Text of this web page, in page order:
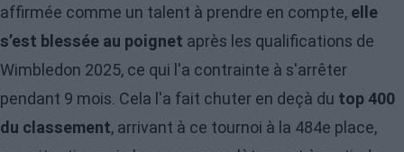
affirmée comme un talent à prendre en compte, elle
s’est blessée au poignet après les qualifications de
Wimbledon 2025, ce qui l'a contrainte à s'arrêter
pendant 9 mois. Cela l'a fait chuter en deçà du top 400
du classement, arrivant à ce tournoi à la 484e place,